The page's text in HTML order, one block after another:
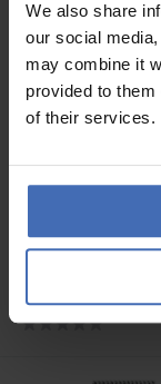
We also share
our social
may combine it
provided to
of their services.
CHF 379.00
Zeppelin LZ 14